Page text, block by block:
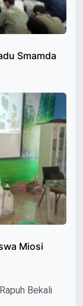
Smamda
Miosi